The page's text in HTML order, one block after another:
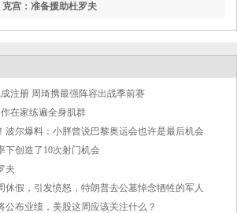
克宫：准备援助杜罗夫
，美股这周应该关注什么？
注册 周琦携最强阵容出战季前赛
在家练遍全身肌群
波尔爆料：小胖曾说巴黎奥运会也许是最后机会
下创造了10次射门机会
夫
休假，引发愤怒，特朗普去公墓悼念牺牲的军人
公布业绩，美股这周应该关注什么？